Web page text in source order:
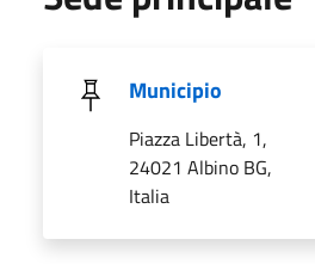
Municipio
Piazza Libertà, 1,
24021 Albino BG,
Italia